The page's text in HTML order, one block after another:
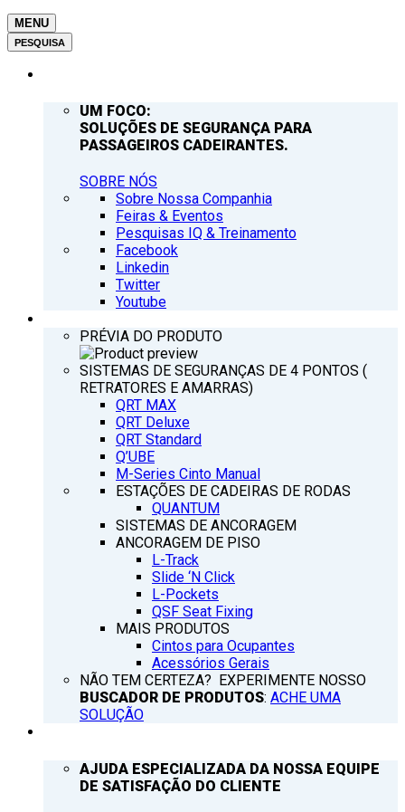
MENU
PESQUISA
UM FOCO:
SOLUÇÕES DE SEGURANÇA PARA
PASSAGEIROS CADEIRANTES.
SOBRE NÓS
Sobre Nossa Companhia
Feiras & Eventos
Pesquisas IQ & Treinamento
Facebook
Linkedin
Twitter
Youtube
PRÉVIA DO PRODUTO
SISTEMAS DE SEGURANÇAS DE 4 PONTOS (
RETRATORES E AMARRAS)
QRT MAX
QRT Deluxe
QRT Standard
Q’UBE
M-Series Cinto Manual
ESTAÇÕES DE CADEIRAS DE RODAS
QUANTUM
SISTEMAS DE ANCORAGEM
ANCORAGEM DE PISO
L-Track
Slide ‘N Click
L-Pockets
QSF Seat Fixing
MAIS PRODUTOS
Cintos para Ocupantes
Acessórios Gerais
NÃO TEM CERTEZA? EXPERIMENTE NOSSO
BUSCADOR DE PRODUTOS: ACHE UMA
SOLUÇÃO
AJUDA ESPECIALIZADA DA NOSSA EQUIPE
DE SATISFAÇÃO DO CLIENTE